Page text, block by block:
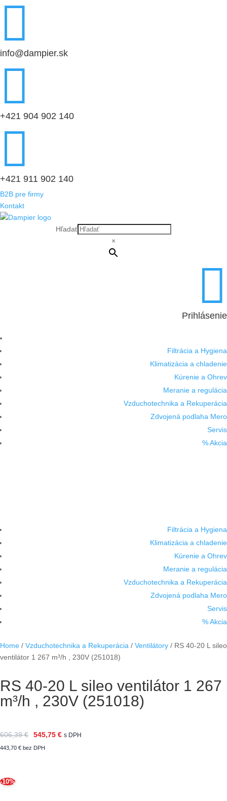

info@dampier.sk

+421 904 902 140

+421 911 902 140
B2B pre firmy
Kontakt
Hľadať
×

Prihlásenie
Filtrácia a Hygiena
Klimatizácia a chladenie
Kúrenie a Ohrev
Meranie a regulácia
Vzduchotechnika a Rekuperácia
Zdvojená podlaha Mero
Servis
% Akcia
Filtrácia a Hygiena
Klimatizácia a chladenie
Kúrenie a Ohrev
Meranie a regulácia
Vzduchotechnika a Rekuperácia
Zdvojená podlaha Mero
Servis
% Akcia
Home / Vzduchotechnika a Rekuperácia / Ventilátory / RS 40-20 L sileo
ventilátor 1 267 m³/h , 230V (251018)
RS 40-20 L sileo ventilátor 1 267
m³/h , 230V (251018)
606,39€ 545,75 € s DPH
443,70 € bez DPH
-10%